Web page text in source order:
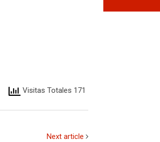
Visitas Totales 171
Next article